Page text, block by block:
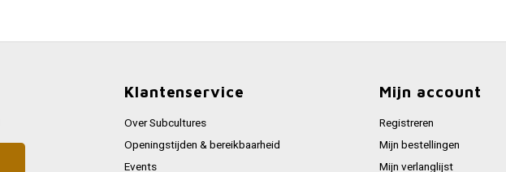
Klantenservice
Over Subcultures
Openingstijden & bereikbaarheid
Events
Mijn account
Registreren
Mijn bestellingen
Mijn verlanglijst